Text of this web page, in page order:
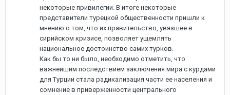
некоторые привилегии. В итоге некоторые
представители турецкой общественности пришли к
мнению о том, что их правительство, увязшее в
сирийском кризисе, позволяет ущемлять
национальное достоинство самих турков.
Как бы то ни было, необходимо отметить, что
важнейшим последствием заключения мира с курдами
для Турции стала радикализация части ее населения и
сомнение в приверженности центрального